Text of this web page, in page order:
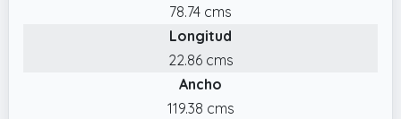
pares de zapatos. La encimera es perfecta
para jarrones o tus decoraciones favoritas
✔️ RESISTENTE Y MODERNO: Fabricado en
melamina de madera resistente y estable,
este zapatero es ideal para un uso
78.74 cms
Longitud
22.86 cms
Ancho
119.38 cms